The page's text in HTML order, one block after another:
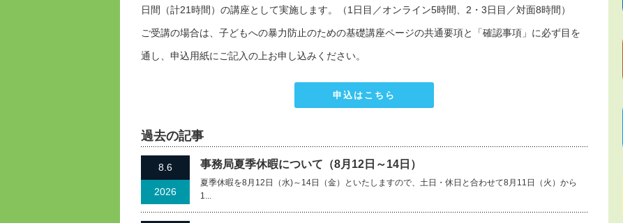
日間（計21時間）の講座として実施します。（1日目／オンライン5時間、2・3日目／対面8時間）
ご受講の場合は、子どもへの暴力防止のための基礎講座ページの共通要項と「確認事項」に必ず目を
通し、申込用紙にご記入の上お申し込みください。
申込はこちら
過去の記事
8.6
2026
事務局夏季休暇について（8月12日～14日）
夏季休暇を8月12日（水)～14日（金）といたしますので、土日・休日と合わせて8月11日（火）から
1...